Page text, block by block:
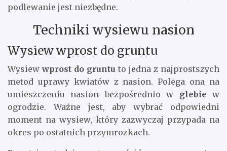
podlewanie jest niezbędne.
Techniki wysiewu nasion
Wysiew wprost do gruntu
Wysiewwprost do gruntu to jedna z najprostszych
metod uprawy kwiatów z nasion. Polega ona na
umieszczeniu nasion bezpośrednio w glebie w
ogrodzie. Ważne jest, aby wybrać odpowiedni
moment na wysiew, który zazwyczaj przypada na
okres po ostatnich przymrozkach.